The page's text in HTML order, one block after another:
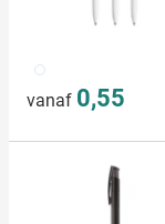
002
vanaf 0,55